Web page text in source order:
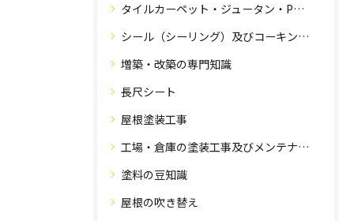
タイルカーペット・ジュータン・Pタイル・床・フローリング工事
シール（シーリング）及びコーキング工事の専門知識
増築・改築の専門知識
長尺シート
屋根塗装工事
工場・倉庫の塗装工事及びメンテナンス
塗料の豆知識
屋根の吹き替え